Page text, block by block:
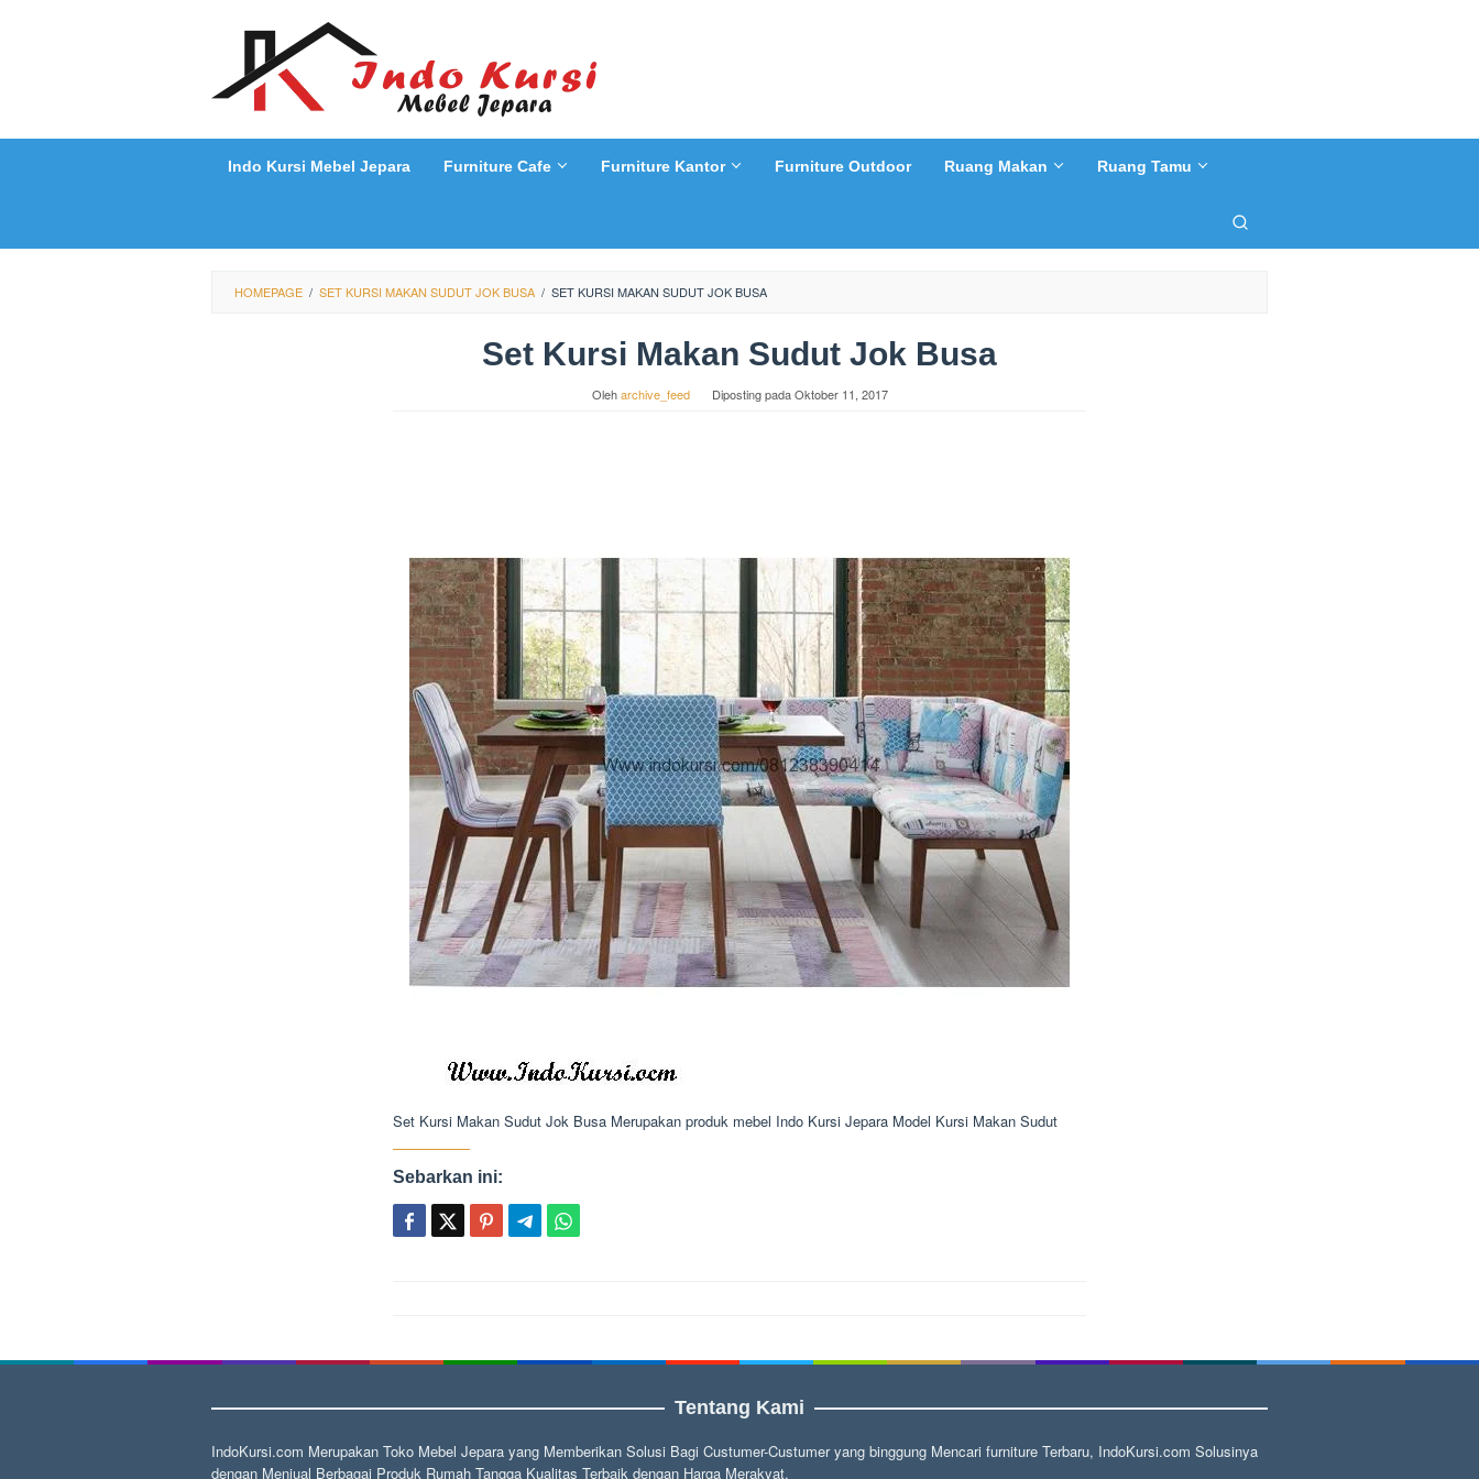
Indo Kursi Mebel Jepara Furniture Cafe Furniture Kantor Furniture Outdoor Ruang Makan Ruang Tamu
HOMEPAGE / SET KURSI MAKAN SUDUT JOK BUSA / SET KURSI MAKAN SUDUT JOK BUSA
Set Kursi Makan Sudut Jok Busa
Oleharchive_feed Diposting padaOktober 11, 2017
Set Kursi Makan Sudut Jok Busa Merupakan produk mebel Indo Kursi Jepara Model Kursi Makan Sudut
Sebarkan ini:
Tentang Kami
IndoKursi.com Merupakan Toko Mebel Jepara yang Memberikan Solusi Bagi Custumer-Custumer yang binggung Mencari furniture Terbaru, IndoKursi.com Solusinya
dengan Menjual Berbagai Produk Rumah Tangga Kualitas Terbaik dengan Harga Merakyat.